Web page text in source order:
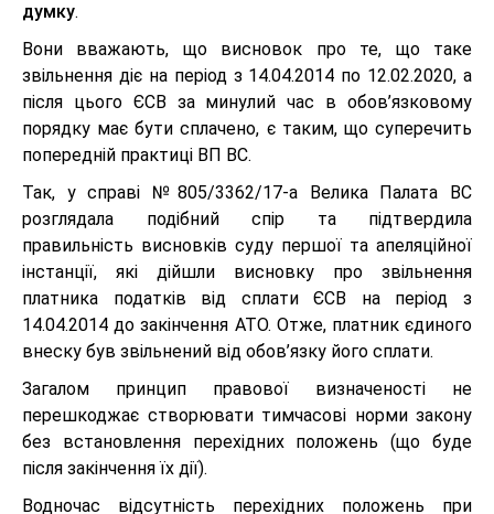
думку.
Вони вважають, що висновок про те, що таке
звільнення діє на період з 14.04.2014 по 12.02.2020, а
після цього ЄСВ за минулий час в обов’язковому
порядку має бути сплачено, є таким, що суперечить
попередній практиці ВП ВС.
Так, у справі №805/3362/17-а Велика Палата ВС
розглядала подібний спір та підтвердила
правильність висновків суду першої та апеляційної
інстанції, які дійшли висновку про звільнення
платника податків від сплати ЄСВ на період з
14.04.2014 до закінчення АТО. Отже, платник єдиного
внеску був звільнений від обов’язку його сплати.
Загалом принцип правової визначеності не
перешкоджає створювати тимчасові норми закону
без встановлення перехідних положень (що буде
після закінчення їх дії).
Водночас відсутність перехідних положень при